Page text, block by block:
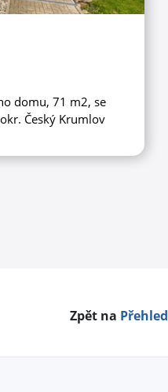
domu, 71 m2, se
Český Krumlov
Zpět na Přehled